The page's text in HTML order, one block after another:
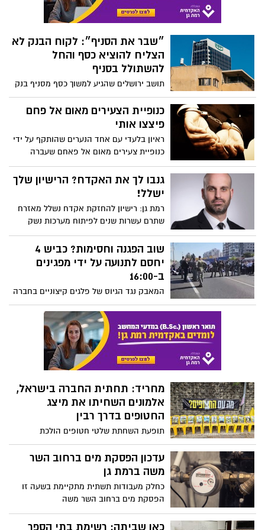
כנופיית צעירים מאום אל פאחם שעברה
להתגורר ברמת גן
גנבו לך את האקדח? הרישיון שלך
ישלל!
רמת גן: רישיון להחזקת אקדח נשלל מאזרח
שתרם עשרות שנים לפיתוח מערכות נשק
שוב הפגנה וחסימות? כביש 4
יחסם לתנועה על ידי מפגינים
ב-16:00
המאבק נגד הגיוס של פלגים קיצוניים בחברה
מחריד: תחתית החברה בישראל,
אלמונים השחיתו את מיצג
החטופים בדרך רבין
תופעת השחתת שלטי חטופים הולכת
עדכון הפסקת מים ברחוב השר
משה ברמת גן
כחלק מעבודות תשתית מתקיימת בשעה זו
הפסקת מים ברחוב השר משה
כאן שביתה: רשימת בתי הספר
שימשיכו לשבות גם היום
למרות ההסכמות של ההסתדרות עם משרד
האוצר על הפחתה בקיצוץ, המורים טוענים
מה בין ביטול הבחירות ברומניה
והאלבום החדש של הקיור?
"דולדן" מאת המחזאי הרמת גני ארז מירנץ –
רומן היסטורי אלטרנטיבי על מדינה מזרח